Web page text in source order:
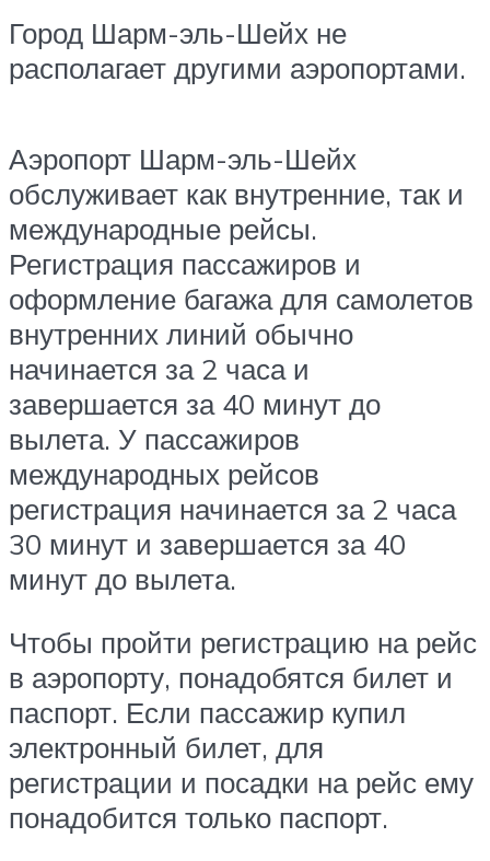
Город Шарм-эль-Шейх не
располагает другими аэропортами.
Аэропорт Шарм-эль-Шейх
обслуживает как внутренние, так и
международные рейсы.
Регистрация пассажиров и
оформление багажа для самолетов
внутренних линий обычно
начинается за 2 часа и
завершается за 40 минут до
вылета. У пассажиров
международных рейсов
регистрация начинается за 2 часа
30 минут и завершается за 40
минут до вылета.
Чтобы пройти регистрацию на рейс
в аэропорту, понадобятся билет и
паспорт. Если пассажир купил
электронный билет, для
регистрации и посадки на рейс ему
понадобится только паспорт.